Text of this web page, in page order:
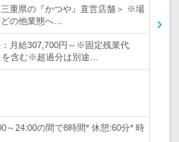
重県の『かつや』直営店舗＞ ※場
の他業態へ…
月給307,700円～※固定残業代
を含む※超過分は別途…
～24:00の間で8時間* 休憩:60分* 時